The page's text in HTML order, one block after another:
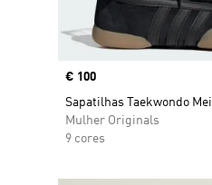
Price
€ 100
Sapatilhas Taekwondo Mei
Mulher Originals
9 cores